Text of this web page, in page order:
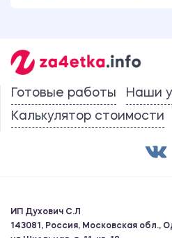
Готовые работы
Наши
Калькулятор стоимости
ИП Духович С.Л
143081, Россия, Московская обл.,